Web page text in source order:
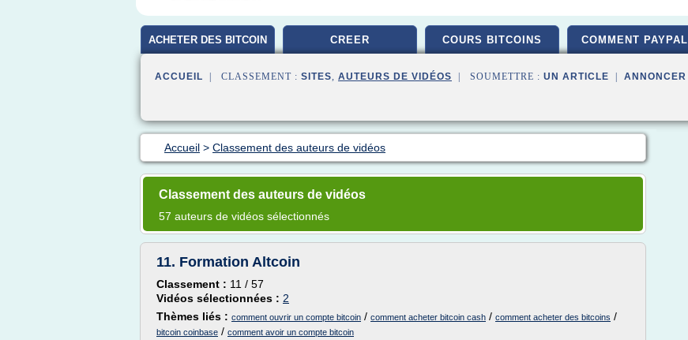
ACHETER DES BITCOIN CREER COURS BITCOINS COMMENT PAYPAL
ACCUEIL | CLASSEMENT : SITES, AUTEURS DE VIDÉOS | SOUMETTRE : UN ARTICLE ANNONCER
Accueil > Classement des auteurs de vidéos
Classement des auteurs de vidéos
57 auteurs de vidéos sélectionnés
11. Formation Altcoin
Classement : 11 / 57
Vidéos sélectionnées : 2
Thèmes liés : comment ouvrir un compte bitcoin / comment acheter bitcoin cash / comment acheter des bitcoins /
bitcoin coinbase / comment avoir un compte bitcoin